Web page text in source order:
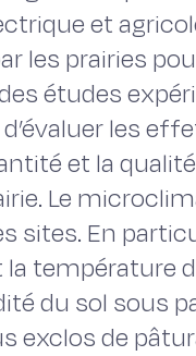
et
les prairies
études
les
et la
Le
sites. En
température
du sol sous
exclos de